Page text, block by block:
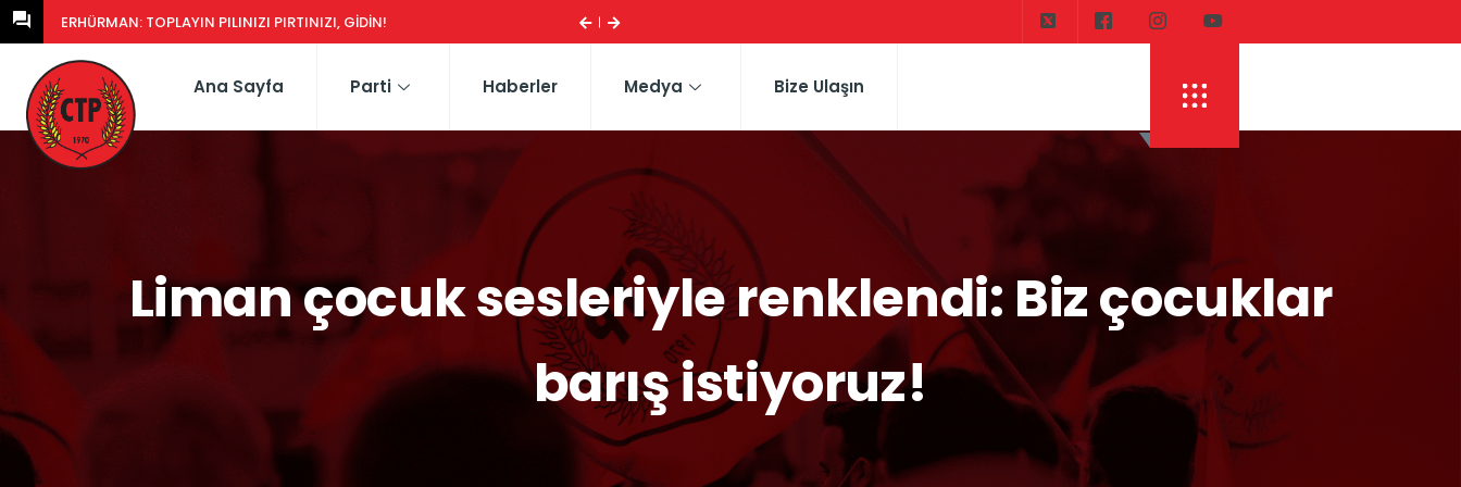
ERHÜRMAN: GÜNEY’DEKI YASA EŞDEĞERCIDEN MÜTEAHHIDE HERKESI ... CTP HEYETI, TRAFIK EĞITIM PARKI’NI YERINDE INCELEDI ERHÜRMAN: TOPLAYIN PILINIZI
Ana Sayfa Parti Haberler Medya Bize Ulaşın
Liman çocuk sesleriyle renklendi: Biz çocuklar
barış istiyoruz!